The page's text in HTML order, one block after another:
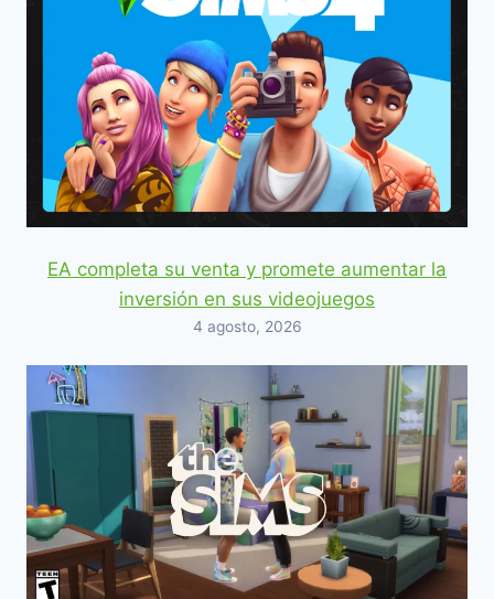
EA completa su venta y promete aumentar la
inversión en sus videojuegos
4 agosto, 2026